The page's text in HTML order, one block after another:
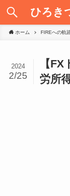
ひろき
ホーム FIREへの軌
【
労所
2024
2/25